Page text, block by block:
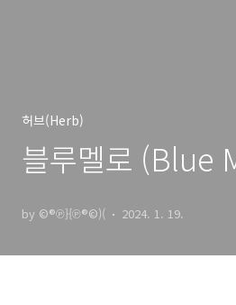
허브(Herb)
블루멜로 (Blue
by ©®℗}{℗®©)( 2024. 1. 19.